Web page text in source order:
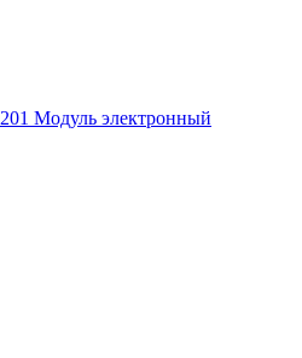
Модуль электронный